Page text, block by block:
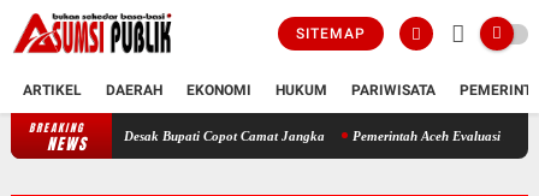
SITEMAP
ARTIKEL DAERAH EKONOMI HUKUM PARIWISATA
BREAKING
NEWSPolemik SKT Korban Bencana di Bireuen: Pimpinan DPRK Desak Bupati